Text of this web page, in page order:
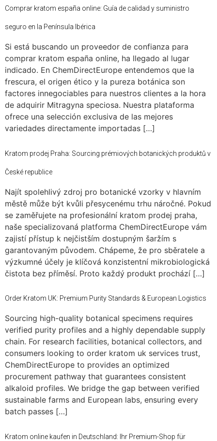
Comprar kratom españa online: Guía de calidad y suministro
seguro en la Península Ibérica
Si está buscando un proveedor de confianza para
comprar kratom españa online, ha llegado al lugar
indicado. En ChemDirectEurope entendemos que la
frescura, el origen ético y la pureza botánica son
factores innegociables para nuestros clientes a la hora
de adquirir Mitragyna speciosa. Nuestra plataforma
ofrece una selección exclusiva de las mejores
variedades directamente importadas […]
Kratom prodej Praha: Sourcing prémiových botanických produktů v
České republice
Najít spolehlivý zdroj pro botanické vzorky v hlavním
městě může být kvůli přesycenému trhu náročné. Pokud
se zaměřujete na profesionální kratom prodej praha,
naše specializovaná platforma ChemDirectEurope vám
zajistí přístup k nejčistším dostupným šaržím s
garantovaným původem. Chápeme, že pro sběratele a
výzkumné účely je klíčová konzistentní mikrobiologická
čistota bez příměsí. Proto každý produkt prochází […]
Order Kratom UK: Premium Purity Standards & European Logistics
Sourcing high-quality botanical specimens requires
verified purity profiles and a highly dependable supply
chain. For research facilities, botanical collectors, and
consumers looking to order kratom uk services trust,
ChemDirectEurope to provides an optimized
procurement pathway that guarantees consistent
alkaloid profiles. We bridge the gap between verified
sustainable farms and European labs, ensuring every
batch passes […]
Kratom online kaufen in Deutschland: Ihr Premium-Shop für